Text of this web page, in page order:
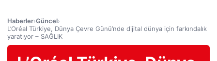
Haberler›Güncel›
L’Oréal Türkiye, Dünya Çevre Günü’nde dijital dünya için farkındalık
yaratıyor – SAĞLIK